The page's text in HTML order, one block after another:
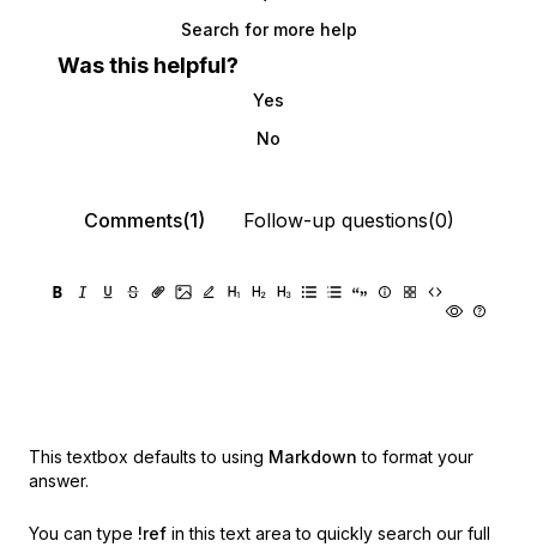
Search for more help
Was this helpful?
Yes
No
Comments(1) Follow-up questions(0)
This textbox defaults to using Markdown to format your
answer.
You can type !ref in this text area to quickly search our full